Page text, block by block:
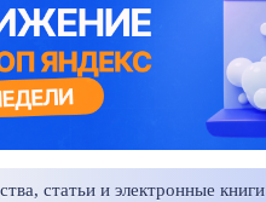
статьи и электронные книги